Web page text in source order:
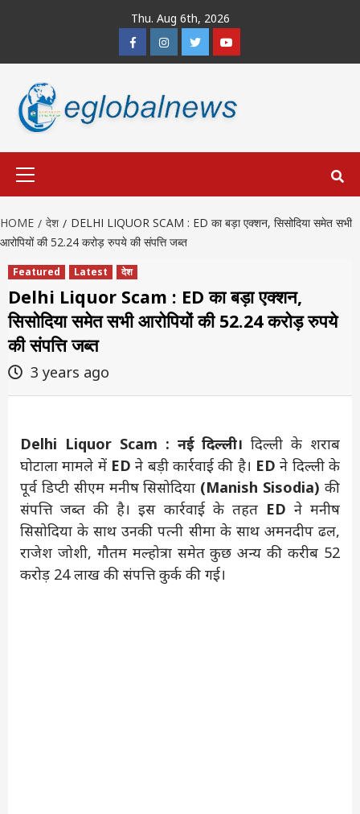
Thu. Aug 6th, 2026
FacebookInstagramTwitterYoutube
HOME देश
DELHI LIQUOR SCAM : ED का बड़ा एक्शन, सिसोदिया समेत सभी
आरोपियों की 52.24 करोड़ रुपये की संपत्ति जब्त
Featured Latest देश
Delhi Liquor Scam : ED का बड़ा एक्शन,
सिसोदिया समेत सभी आरोपियों की 52.24 करोड़ रुपये
की संपत्ति जब्त
3 years ago
Delhi Liquor Scam : नई दिल्ली। दिल्ली के शराब
घोटाला मामले में ED ने बड़ी कार्रवाई की है। ED ने दिल्ली के
पूर्व डिप्टी सीएम मनीष सिसोदिया (Manish Sisodia) की
संपत्ति जब्त की है। इस कार्रवाई के तहत ED ने मनीष
सिसोदिया के साथ उनकी पत्नी सीमा के साथ अमनदीप ढल,
राजेश जोशी, गौतम मल्होत्रा समेत कुछ अन्य की करीब 52
करोड़ 24 लाख की संपत्ति कुर्क की गई।